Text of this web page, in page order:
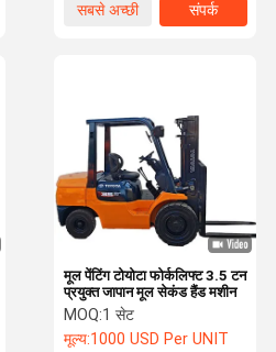
हमसे संपर्क करें समाचार
सबसे अच्छी
संपर्क
मूल पेंटिंग टोयोटा फोर्कलिफ्ट 3.5 टन
प्रयुक्त जापान मूल सेकंड हैंड मशीन
MOQ:1 सेट
मूल्य:1000 USD Per UNIT